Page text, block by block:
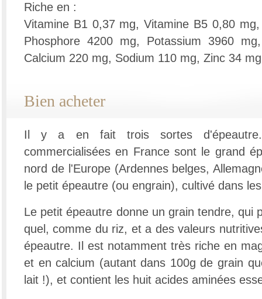
Riche en :
Vitamine B1 0,37 mg, Vitamine B5 0,80
Phosphore 4200 mg, Potassium 3960
Calcium 220 mg, Sodium 110 mg, Zinc 34
Bien acheter
Il y a en fait trois sortes
commercialisées en France sont le grand
nord de l'Europe (Ardennes belges,
le petit épeautre (ou engrain), cultivé dans
Le petit épeautre donne un grain tendre, qui
quel, comme du riz, et a des valeurs
épeautre. Il est notamment très riche en
et en calcium (autant dans 100g de grain
lait !), et contient les huit acides aminées